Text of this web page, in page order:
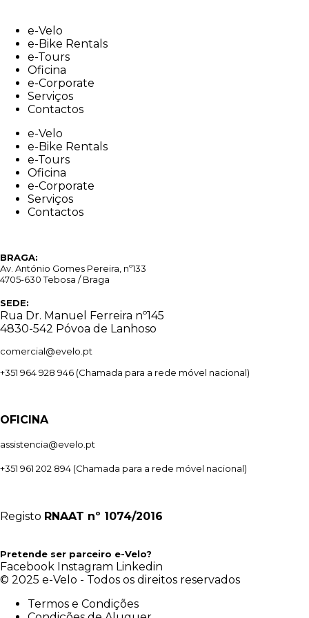
contente-Velo
e-Bike Rentals
e-Tours
Oficina
e-Corporate
Serviços
Contactos
e-Velo
e-Bike Rentals
e-Tours
Oficina
e-Corporate
Serviços
Contactos
BRAGA:
Av. António Gomes Pereira, nº133
4705-630 Tebosa / Braga
SEDE:
Rua Dr. Manuel Ferreira nº145
4830-542 Póvoa de Lanhoso
comercial@evelo.pt
+351 964 928 946 (Chamada para a rede móvel nacional)
OFICINA
assistencia@evelo.pt
+351 961 202 894 (Chamada para a rede móvel nacional)
Registo RNAAT nº 1074/2016
Pretende ser parceiro e-Velo?
Facebook Instagram Linkedin
© 2025 e-Velo - Todos os direitos reservados
Termos e Condições